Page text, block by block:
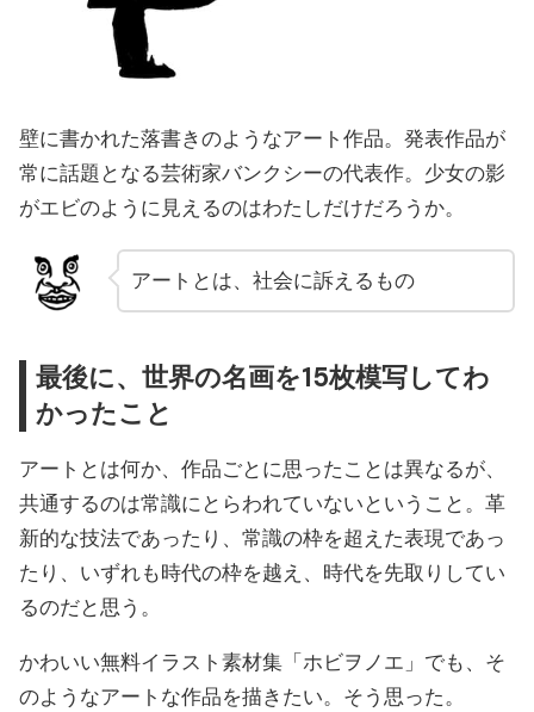
壁に書かれた落書きのようなアート作品。発表作品が
常に話題となる芸術家バンクシーの代表作。少女の影
がエビのように見えるのはわたしだけだろうか。
アートとは、社会に訴えるもの
最後に、世界の名画を15枚模写してわ
かったこと
アートとは何か、作品ごとに思ったことは異なるが、
共通するのは常識にとらわれていないということ。革
新的な技法であったり、常識の枠を超えた表現であっ
たり、いずれも時代の枠を越え、時代を先取りしてい
るのだと思う。
かわいい無料イラスト素材集「ホビヲノエ」でも、そ
のようなアートな作品を描きたい。そう思った。